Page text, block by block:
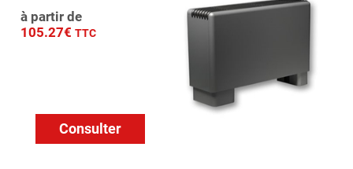
à partir de
105.27€ TTC
Consulter